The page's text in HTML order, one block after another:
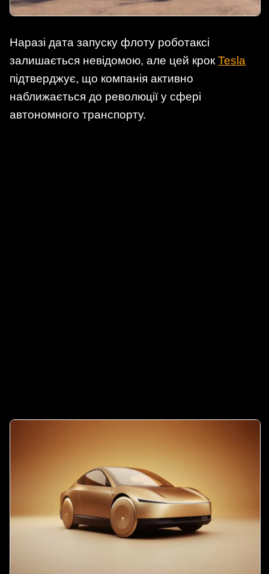
Наразі дата запуску флоту роботаксі
залишається невідомою, але цей крок Tesla
підтверджує, що компанія активно
наближається до революції у сфері
автономного транспорту.